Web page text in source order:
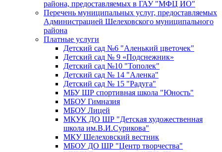
района, предоставляемых в ГАУ "МФЦ ИО"
Перечень муниципальных услуг, предоставляемых
Администрацией Шелеховского муниципального
района
Платные услуги
Детский сад №6 "Аленький цветочек"
Детский сад № 9 «Подснежник»
Детский сад №10 "Тополек"
Детский сад № 14 "Аленка"
Детский сад № 15 "Радуга"
МБУ ШР спортивная школа "Юность"
МБОУ Гимназия
МБОУ Лицей
МКУК ДО ШР "Детская художественная
школа им.В.И.Сурикова"
МКУ Шелеховский вестник
МБОУ ДО ШР "Центр творчества"